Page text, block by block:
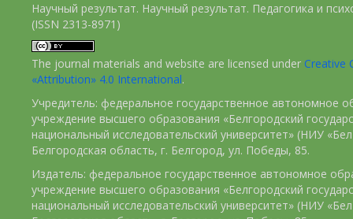
Научный результат. Научный результат. Педагогика и
(ISSN 2313-8971)
The journal materials and website are licensed under Creative
«Attribution» 4.0 International.
Учредитель: федеральное государственное автономное
учреждение высшего образования «Белгородский
национальный исследовательский университет» (НИУ
Белгородская область, г. Белгород, ул. Победы, 85.
Издатель: федеральное государственное автономное
учреждение высшего образования «Белгородский
национальный исследовательский университет» (НИУ